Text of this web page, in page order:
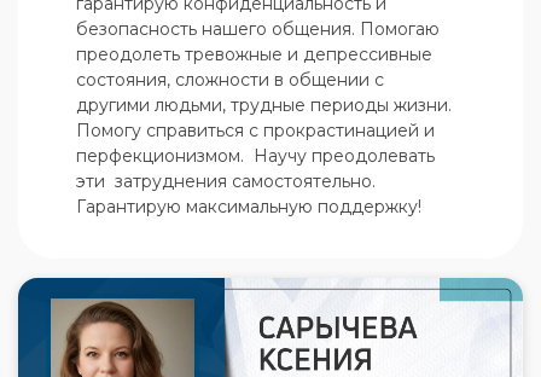
безопасность нашего общения. Помогаю
преодолеть тревожные и депрессивные
состояния, сложности в общении с
другими людьми, трудные периоды жизни.
Помогу справиться с прокрастинацией и
перфекционизмом.  Научу преодолевать
эти  затруднения самостоятельно.
Гарантирую максимальную поддержку!